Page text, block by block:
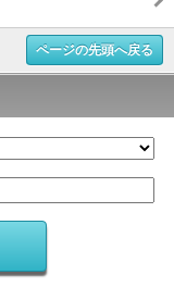
ページの先頭へ戻る